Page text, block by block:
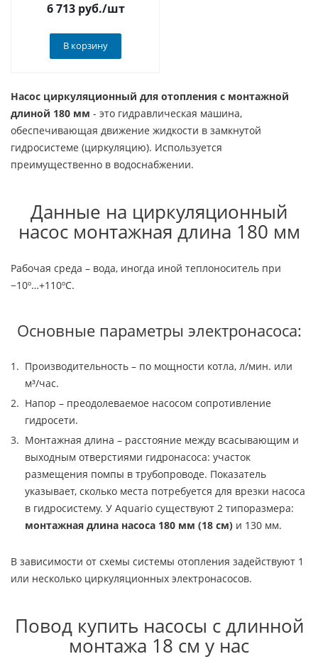
6 713руб./шт
В корзину
Насос циркуляционный для отопления с монтажной
длиной 180 мм - это гидравлическая машина,
обеспечивающая движение жидкости в замкнутой
гидросистеме (циркуляцию). Используется
преимущественно в водоснабжении.
Данные на циркуляционный
насос монтажная длина 180 мм
Рабочая среда – вода, иногда иной теплоноситель при
−10º…+110ºС.
Основные параметры электронасоса:
Производительность – по мощности котла, л/мин. или
м³/час.
Напор – преодолеваемое насосом сопротивление
гидросети.
Монтажная длина – расстояние между всасывающим и
выходным отверстиями гидронасоса: участок
размещения помпы в трубопроводе. Показатель
указывает, сколько места потребуется для врезки насоса
в гидросистему. У Aquario существуют 2 типоразмера:
монтажная длина насоса 180 мм (18 см) и 130 мм.
В зависимости от схемы системы отопления задействуют 1
или несколько циркуляционных электронасосов.
Повод купить насосы с длинной
монтажа 18 см у нас